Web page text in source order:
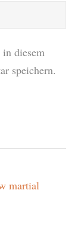
diesem
speichern.
martial